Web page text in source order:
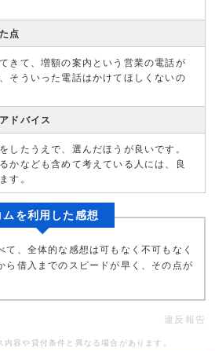
点
きて、増額の案内という営業の電話が
そういった電話はかけてほしくないの
ドバイス
したうえで、選んだほうが良いです。
かなども含めて考えている人には、良
す。
ムを利用した感想
て、全体的な感想は可もなく不可もなく
ら借入までのスピードが早く、その点が
違反報告
容や貸付条件と異なる場合があります。